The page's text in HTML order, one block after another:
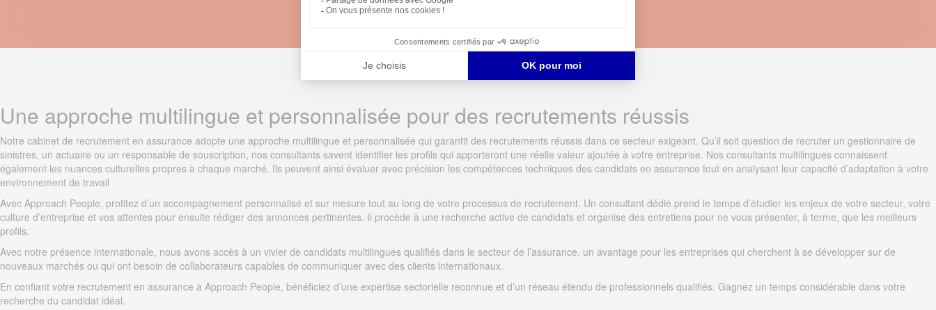
Une approche multilingue et personnalisée pour des recrutements réussis
Notre cabinet de recrutement en assurance adopte une approche multilingue et personnalisée qui garantit des recrutements réussis dans ce secteur exigeant. Qu’il soit question de recruter un gestionnaire de
sinistres, un actuaire ou un responsable de souscription, nos consultants savent identifier les profils qui apporteront une réelle valeur ajoutée à votre entreprise. Nos consultants multilingues connaissent
également les nuances culturelles propres à chaque marché. Ils peuvent ainsi évaluer avec précision les compétences techniques des candidats en assurance tout en analysant leur capacité d’adaptation à votre
environnement de travail
Avec Approach People, profitez d’un accompagnement personnalisé et sur mesure tout au long de votre processus de recrutement. Un consultant dédié prend le temps d’étudier les enjeux de votre secteur, votre
culture d’entreprise et vos attentes pour ensuite rédiger des annonces pertinentes. Il procède à une recherche active de candidats et organise des entretiens pour ne vous présenter, à terme, que les meilleurs
profils.
Avec notre présence internationale, nous avons accès à un vivier de candidats multilingues qualifiés dans le secteur de l’assurance, un avantage pour les entreprises qui cherchent à se développer sur de
nouveaux marchés ou qui ont besoin de collaborateurs capables de communiquer avec des clients internationaux.
En confiant votre recrutement en assurance à Approach People, bénéficiez d’une expertise sectorielle reconnue et d’un réseau étendu de professionnels qualifiés. Gagnez un temps considérable dans votre
recherche du candidat idéal.